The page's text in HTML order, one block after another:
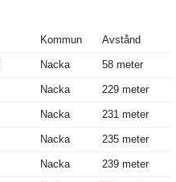
Kommun Avstånd
Nacka 58 meter
Nacka 229 meter
Nacka 231 meter
Nacka 235 meter
Nacka 239 meter